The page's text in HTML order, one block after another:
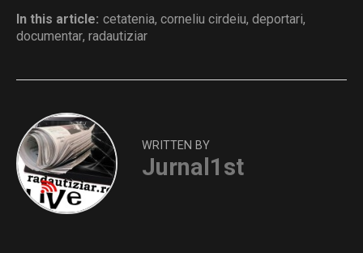
In this article: cetatenia, corneliu cirdeiu, deportari,
documentar, radautiziar
WRITTEN BY
Jurnal1st